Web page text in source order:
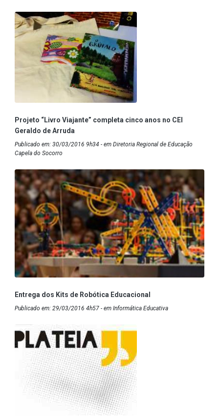
Projeto “Livro Viajante” completa cinco anos no CEI
Geraldo de Arruda
Publicado em: 30/03/2016 9h34 - em Diretoria Regional de Educação
Capela do Socorro
Entrega dos Kits de Robótica Educacional
Publicado em: 29/03/2016 4h57 - em Informática Educativa